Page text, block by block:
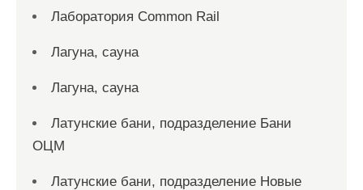
Лаборатория Common Rail
Лагуна, сауна
Лагуна, сауна
Латунские бани, подразделение Бани
ОЦМ
Латунские бани, подразделение Новые